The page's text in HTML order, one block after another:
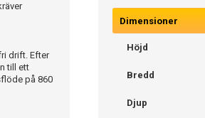
drift. Efter
till ett
på 860
Dimensioner
Höjd
Bredd
Djup